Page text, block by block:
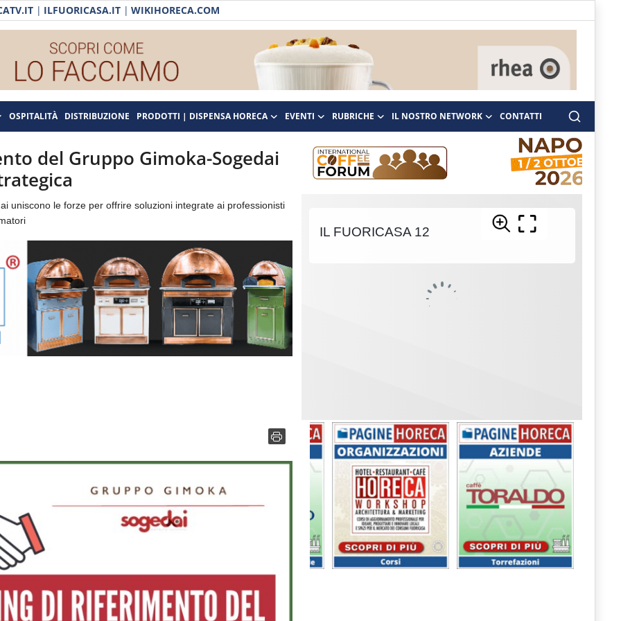
| ILFUORICASA.IT | WIKIHORECA.COM
OSPITALITÀ DISTRIBUZIONE PRODOTTI | DISPENSA HORECA EVENTI RUBRICHE IL NOSTRO NETWORK CONTATTI
del Gruppo Gimoka-Sogedai
uniscono le forze per offrire soluzioni integrate ai professionisti